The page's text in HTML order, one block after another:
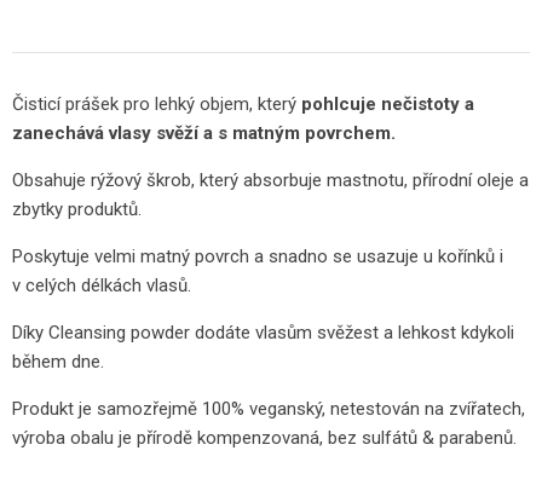
Čisticí prášek pro lehký objem, který pohlcuje nečistoty a
zanechává vlasy svěží a s matným povrchem.
Obsahuje rýžový škrob, který absorbuje mastnotu, přírodní oleje a
zbytky produktů.
Poskytuje velmi matný povrch a snadno se usazuje u kořínků i
v celých délkách vlasů.
Díky Cleansing powder dodáte vlasům svěžest a lehkost kdykoli
během dne.
Produkt je samozřejmě 100% veganský, netestován na zvířatech,
výroba obalu je přírodě kompenzovaná, bez sulfátů & parabenů.